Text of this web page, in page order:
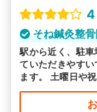
駅か
4
そね鍼灸整
駅から近く、駐
ていただきやす
ます。 土曜日や
です。お気軽に